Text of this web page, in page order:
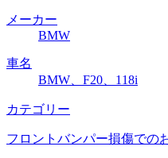
メーカー
BMW
車名
BMW、F20、118i
カテゴリー
フロントバンパー損傷での